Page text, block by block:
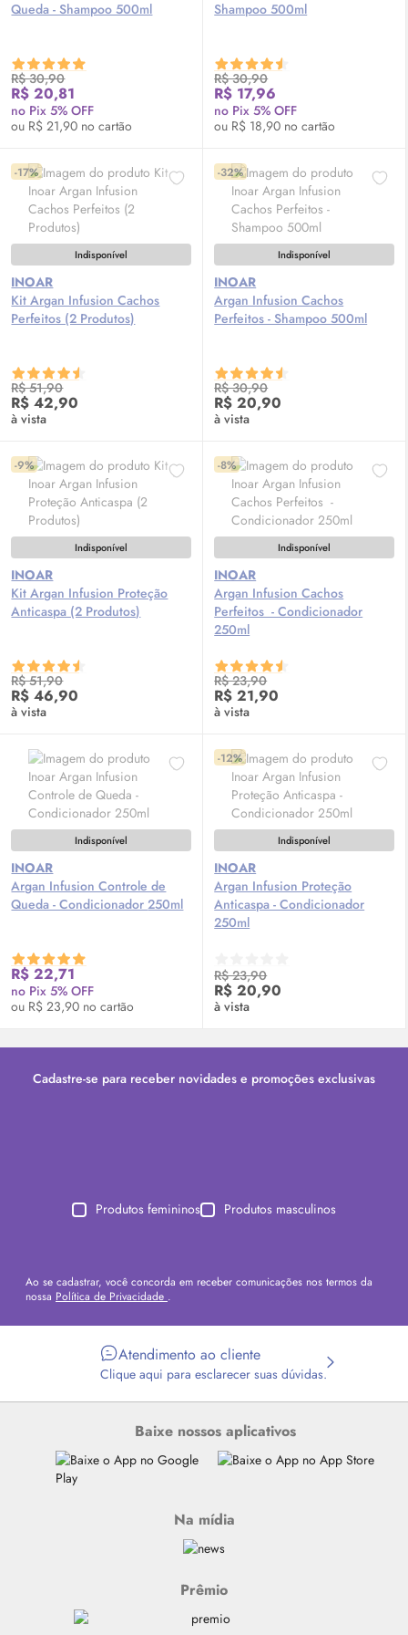
Queda - Shampoo 500ml
R$ 30,90
R$ 20,81
no Pix 5% OFF
ou R$ 21,90 no cartão
Shampoo 500ml
R$ 30,90
R$ 17,96
no Pix 5% OFF
ou R$ 18,90 no cartão
-17%
Indisponível
INOAR
Kit Argan Infusion Cachos
Perfeitos (2 Produtos)
R$ 51,90
R$ 42,90
à vista
-32%
Indisponível
INOAR
Argan Infusion Cachos
Perfeitos - Shampoo 500ml
R$ 30,90
R$ 20,90
à vista
-9%
Indisponível
INOAR
Kit Argan Infusion Proteção
Anticaspa (2 Produtos)
R$ 51,90
R$ 46,90
à vista
-8%
Indisponível
INOAR
Argan Infusion Cachos
Perfeitos - Condicionador
250ml
R$ 23,90
R$ 21,90
à vista
Indisponível
INOAR
Argan Infusion Controle de
Queda - Condicionador 250ml
R$ 22,71
no Pix 5% OFF
ou R$ 23,90 no cartão
-12%
Indisponível
INOAR
Argan Infusion Proteção
Anticaspa - Condicionador
250ml
R$ 23,90
R$ 20,90
à vista
Cadastre-se para receber novidades e promoções exclusivas
Produtos femininos Produtos masculinos
Ao se cadastrar, você concorda em receber comunicações nos termos da
nossa Política de Privacidade .
Atendimento ao cliente
Clique aqui para esclarecer suas dúvidas.
Baixe nossos aplicativos
Na mídia
Prêmio